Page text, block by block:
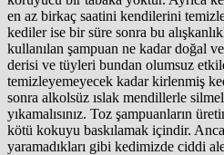
en az birkaç saatini kendilerini
kediler ise bir süre sonra bu
kullanılan şampuan ne kadar doğal
derisi ve tüyleri bundan olumsuz
temizleyemeyecek kadar kirlenmiş
sonra alkolsüz ıslak mendillerle
yıkamalısınız. Toz şampuanların
kötü kokuyu baskılamak içindir.
yaramadıkları gibi kedimizde ciddi